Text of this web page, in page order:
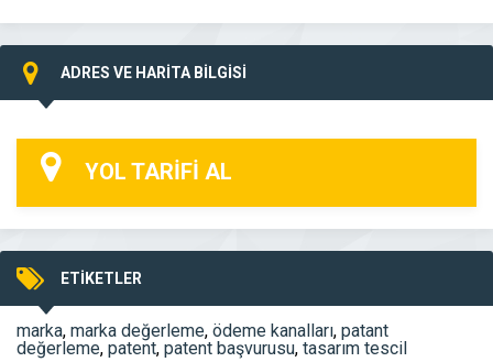
ADRES VE HARİTA BİLGİSİ
YOL TARİFİ AL
ETİKETLER
marka, marka değerleme, ödeme kanalları, patant
değerleme, patent, patent başvurusu, tasarım tescil